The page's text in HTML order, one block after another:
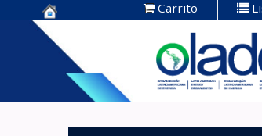
Centro de
Documentación
OLADE -
Carrito